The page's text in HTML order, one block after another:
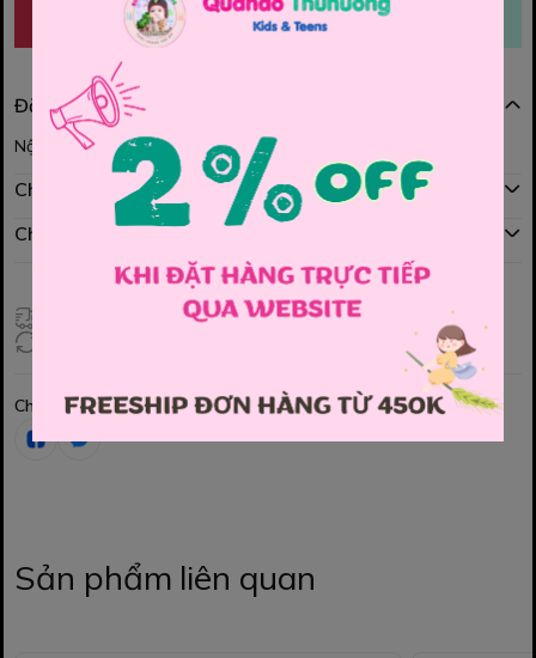
MUA NGAY THÊM VÀO GIỎ
Đặc điểm nổi bật
Nội dung đang được cập nhật
Chính sách mua hàng
Chính sách đổi hàng
Giao hàng toàn quốc
Chia sẻ
Sản phẩm liên quan